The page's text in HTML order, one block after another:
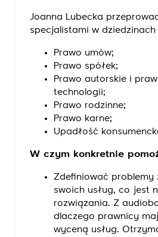
Joanna Lubecka
specjalistami w
Prawo umów;
Prawo spółek;
Prawo autorskie i
technologii;
Prawo rodzinne;
Prawo karne;
Upadłość
W czym konkretnie
Zdefiniować problemy
swoich usług, co jest
rozwiązania. Z
dlaczego prawnicy
wyceną usług.